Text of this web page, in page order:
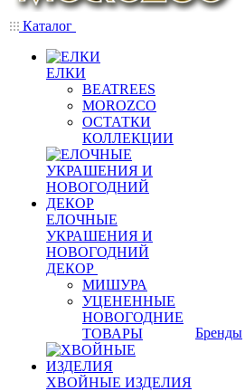
Каталог
ЕЛКИ
BEATREES
MOROZCO
ОСТАТКИ
КОЛЛЕКЦИИ
ЕЛОЧНЫЕ
УКРАШЕНИЯ И
НОВОГОДНИЙ
ДЕКОР
МИШУРА
УЦЕНЕННЫЕ
НОВОГОДНИЕ
ТОВАРЫ
ХВОЙНЫЕ ИЗДЕЛИЯ
Бренды